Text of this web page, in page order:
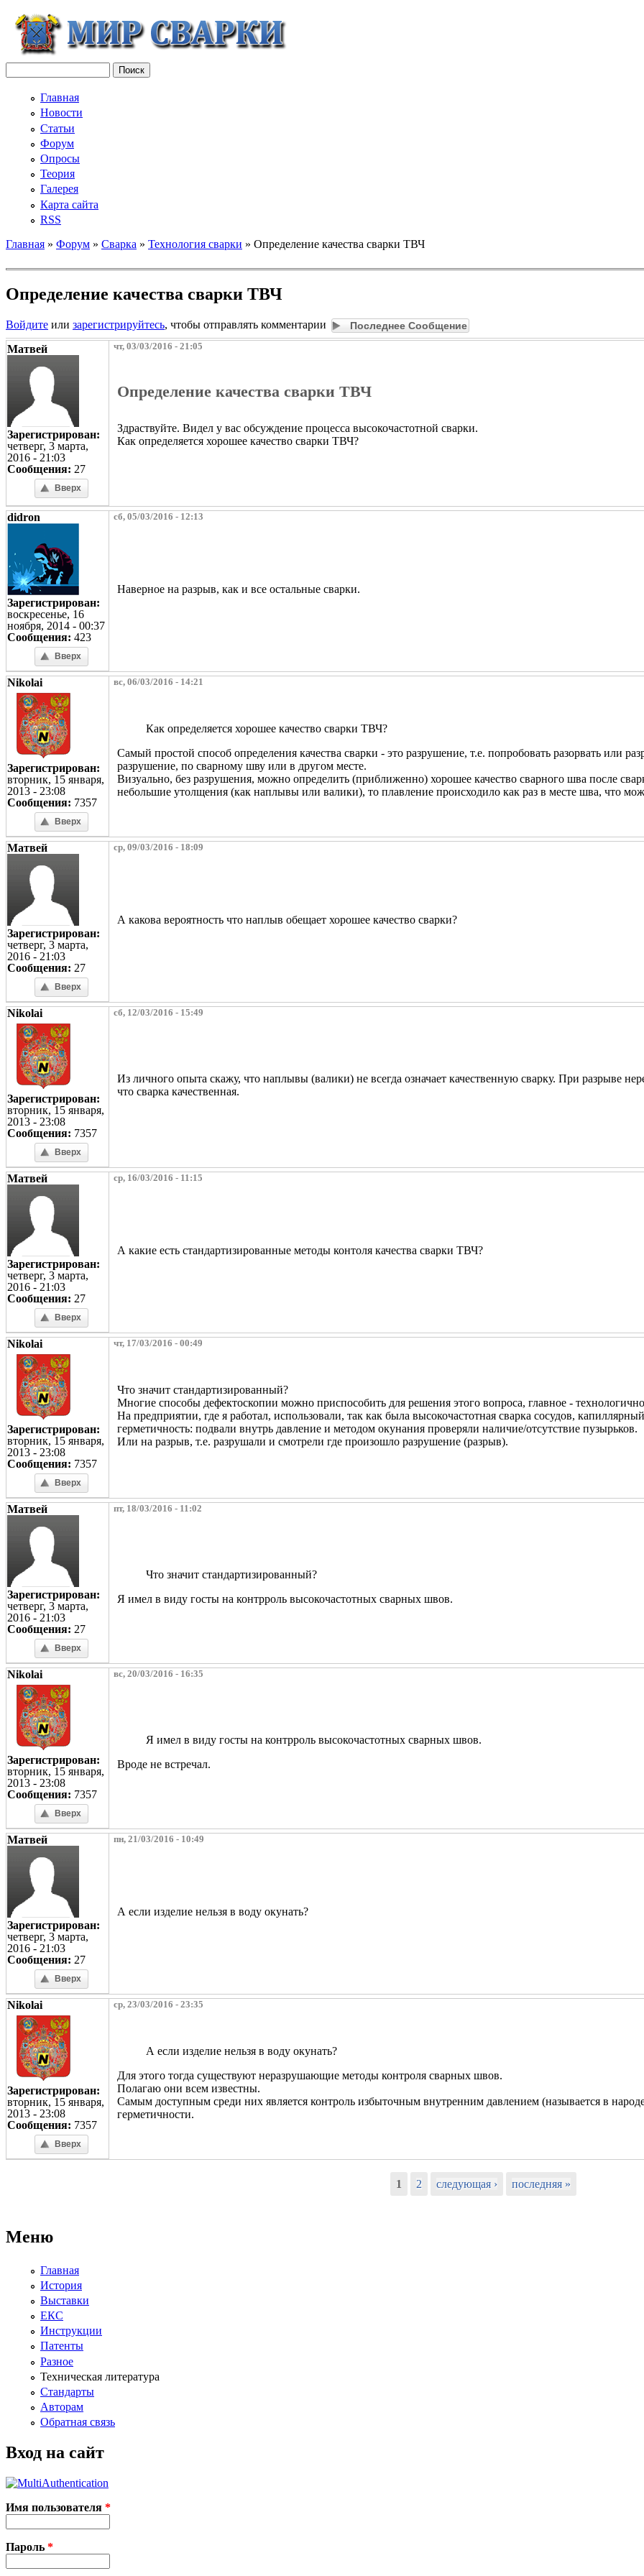
Главная
Новости
Статьи
Форум
Опросы
Теория
Галерея
Карта сайта
RSS
Главная » Форум » Сварка » Технология сварки » Определение качества сварки ТВЧ
Определение качества сварки ТВЧ
Войдите или зарегистрируйтесь, чтобы отправлять комментарии Последнее Сообщение
Матвей
Зарегистрирован:
четверг, 3 марта,
2016 - 21:03
Сообщения: 27
Вверх
чт, 03/03/2016 - 21:05
Определение качества сварки ТВЧ
Здраствуйте. Видел у вас обсуждение процесса высокочастотной сварки.
Как определяется хорошее качество сварки ТВЧ?
didron
Зарегистрирован:
воскресенье, 16
ноября, 2014 - 00:37
Сообщения: 423
Вверх
сб, 05/03/2016 - 12:13
Наверное на разрыв, как и все остальные сварки.
Nikolai
Зарегистрирован:
вторник, 15 января,
2013 - 23:08
Сообщения: 7357
Вверх
вс, 06/03/2016 - 14:21
Как определяется хорошее качество сварки ТВЧ?
Самый простой способ определения качества сварки - это разрушение, т.е. попробовать разорвать или
разрушение, по сварному шву или в другом месте.
Визуально, без разрушения, можно определить (приближенно) хорошее качество сварного шва после
небольшие утолщения (как наплывы или валики), то плавление происходило как раз в месте шва, что
Матвей
Зарегистрирован:
четверг, 3 марта,
2016 - 21:03
Сообщения: 27
Вверх
ср, 09/03/2016 - 18:09
А какова вероятность что наплыв обещает хорошее качество сварки?
Nikolai
Зарегистрирован:
вторник, 15 января,
2013 - 23:08
Сообщения: 7357
Вверх
сб, 12/03/2016 - 15:49
Из личного опыта скажу, что наплывы (валики) не всегда означает качественную сварку. При разрыве
что сварка качественная.
Матвей
Зарегистрирован:
четверг, 3 марта,
2016 - 21:03
Сообщения: 27
Вверх
ср, 16/03/2016 - 11:15
А какие есть стандартизированные методы контоля качества сварки ТВЧ?
Nikolai
Зарегистрирован:
вторник, 15 января,
2013 - 23:08
Сообщения: 7357
Вверх
чт, 17/03/2016 - 00:49
Что значит стандартизированный?
Многие способы дефектоскопии можно приспособить для решения этого вопроса, главное -
На предприятии, где я работал, использовали, так как была высокочастотная сварка сосудов,
герметичность: подвали внутрь давление и методом окунания проверяли наличие/отсутствие пузырьков.
Или на разрыв, т.е. разрушали и смотрели где произошло разрушение (разрыв).
Матвей
Зарегистрирован:
четверг, 3 марта,
2016 - 21:03
Сообщения: 27
Вверх
пт, 18/03/2016 - 11:02
Что значит стандартизированный?
Я имел в виду госты на контрроль высокочастотных сварных швов.
Nikolai
Зарегистрирован:
вторник, 15 января,
2013 - 23:08
Сообщения: 7357
Вверх
вс, 20/03/2016 - 16:35
Я имел в виду госты на контрроль высокочастотных сварных швов.
Вроде не встречал.
Матвей
Зарегистрирован:
четверг, 3 марта,
2016 - 21:03
Сообщения: 27
Вверх
пн, 21/03/2016 - 10:49
А если изделие нельзя в воду окунать?
Nikolai
Зарегистрирован:
вторник, 15 января,
2013 - 23:08
Сообщения: 7357
Вверх
ср, 23/03/2016 - 23:35
А если изделие нельзя в воду окунать?
Для этого тогда существуют неразрушающие методы контроля сварных швов.
Полагаю они всем известны.
Самым доступным среди них является контроль избыточным внутренним давлением (называется в
герметичности.
1 2 следующая › последняя »
Меню
Главная
История
Выставки
ЕКС
Инструкции
Патенты
Разное
Техническая литература
Стандарты
Авторам
Обратная связь
Вход на сайт
Имя пользователя *
Пароль *